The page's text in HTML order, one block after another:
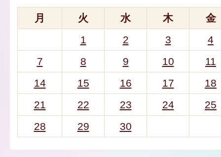
月 火 水 木
金
1
2 3
4
7
8 9 10
11
14
15 16 17
18
21
22 23 24
25
28
29 30